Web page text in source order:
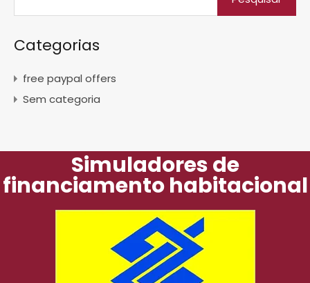
Categorias
free paypal offers
Sem categoria
Simuladores de
financiamento habitacional